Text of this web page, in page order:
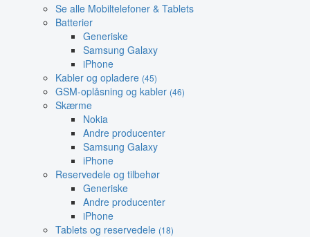
Se alle Mobiltelefoner & Tablets
Batterier
Generiske
Samsung Galaxy
iPhone
Kabler og opladere (45)
GSM-oplåsning og kabler (46)
Skærme
Nokia
Andre producenter
Samsung Galaxy
iPhone
Reservedele og tilbehør
Generiske
Andre producenter
iPhone
Tablets og reservedele (18)